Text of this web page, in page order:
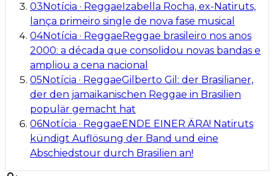
03 Notícia · Reggae Izabella Rocha, ex-Natiruts,
lança primeiro single de nova fase musical
04Notícia · Reggae Reggae brasileiro nos anos
2000: a década que consolidou novas bandas e
ampliou a cena nacional
05 Notícia · ReggaeGilberto Gil: der Brasilianer,
der den jamaikanischen Reggae in Brasilien
populär gemacht hat
06Notícia · Reggae ENDE EINER ÄRA! Natiruts
kündigt Auflösung der Band und eine
Abschiedstour durch Brasilien an!